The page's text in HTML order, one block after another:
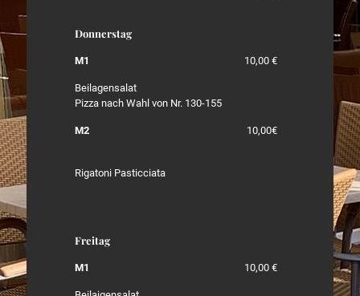
Donnerstag
M1 10,00 €
Beilagensalat
Pizza nach Wahl von Nr. 130-155
M2 10,00€
Rigatoni Pasticciata
Freitag
M1 10,00 €